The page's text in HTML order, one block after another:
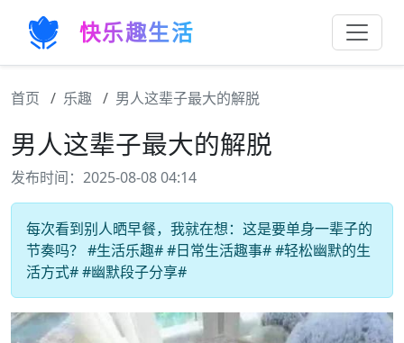
快乐趣生活
首页 乐趣 男人这辈子最大的解脱
男人这辈子最大的解脱
发布时间：2025-08-08 04:14
每次看到别人晒早餐，我就在想：这是要单身一辈子的
节奏吗？ #生活乐趣# #日常生活趣事# #轻松幽默的生
活方式# #幽默段子分享#